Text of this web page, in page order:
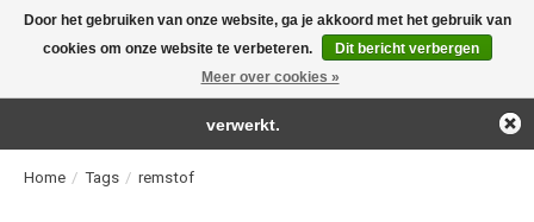
For the real detailing products!
Home / Tags / remstof
Door het gebruiken van onze website, ga je akkoord met het gebruik van
cookies om onze website te verbeteren.
Dit bericht verbergen
Meer over cookies »
← Keer terug naar de backofficeDeze winkel is in aanbouw.
Eventueel geplaatste orders zullen niet worden gehonoreerd of
verwerkt.